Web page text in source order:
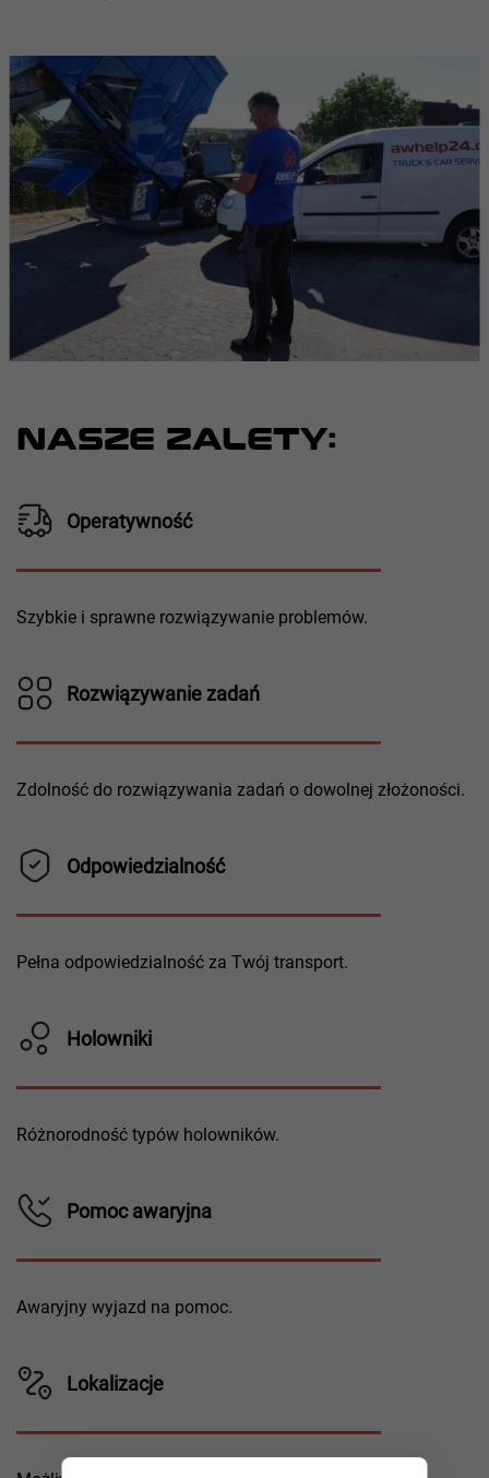
NASZE ZALETY:
Operatywność
Szybkie i sprawne rozwiązywanie problemów.
Rozwiązywanie zadań
Zdolność do rozwiązywania zadań o dowolnej złożoności.
Odpowiedzialność
Pełna odpowiedzialność za Twój transport.
Holowniki
Różnorodność typów holowników.
Pomoc awaryjna
Awaryjny wyjazd na pomoc.
Lokalizacje